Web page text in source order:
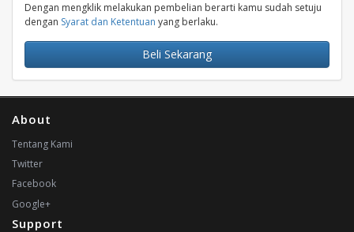
Dengan mengklik melakukan pembelian berarti kamu sudah setuju
dengan Syarat dan Ketentuan yang berlaku.
Beli Sekarang
About
Tentang Kami
Twitter
Facebook
Google+
Support